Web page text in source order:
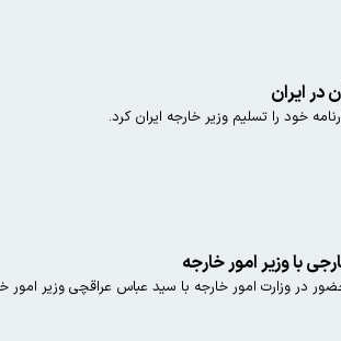
در ایران
خود را تسلیم وزیر خارجه ایران کرد.
با وزیر امور خارجه
در وزارت امور خارجه با سید عباس عراقچی وزیر امور